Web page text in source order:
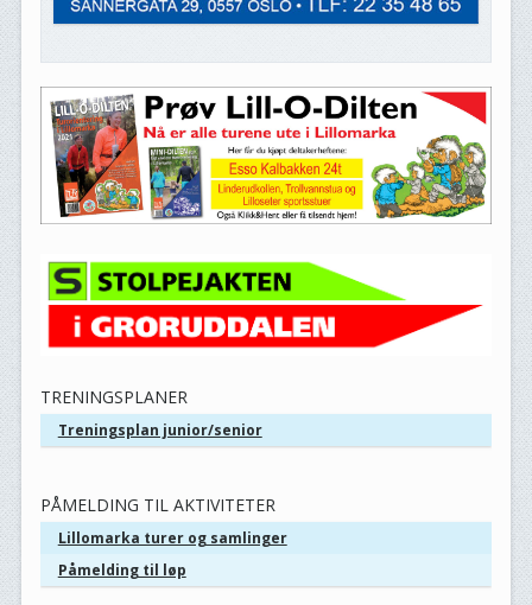
TRENINGSPLANER
Treningsplan junior/senior
PÅMELDING TIL AKTIVITETER
Lillomarka turer og samlinger
Påmelding til løp